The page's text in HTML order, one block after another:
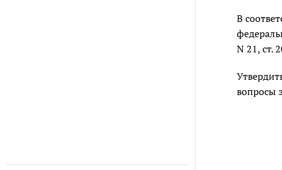
В
N 21, ст.
вопросы